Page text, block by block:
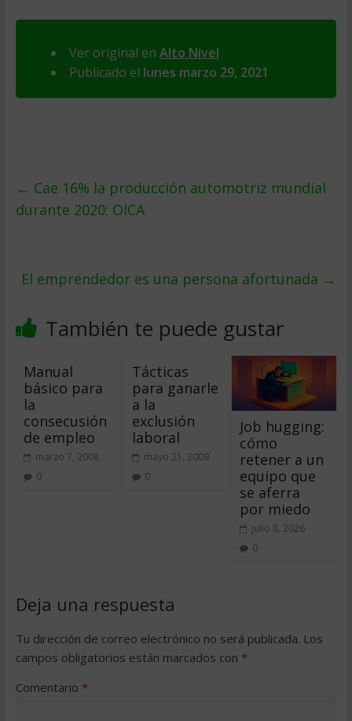
Ver original en Alto Nivel
Publicado el lunes marzo 29, 2021
← Cae 16% la producción automotriz mundial
durante 2020: OICA
El emprendedor es una persona afortunada →
También te puede gustar
Manual
básico para
la
consecusión
de empleo
marzo 7, 2008
0
Tácticas
para ganarle
a la
exclusión
laboral
mayo 21, 2009
0
Job hugging:
cómo
retener a un
equipo que
se aferra
por miedo
julio 8, 2026
0
Deja una respuesta
Tu dirección de correo electrónico no será publicada. Los
campos obligatorios están marcados con *
Comentario *